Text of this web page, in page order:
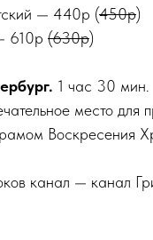
— 440р (450р)
610р (630р)
1 час 30 мин.
место для
Воскресения
канал — канал